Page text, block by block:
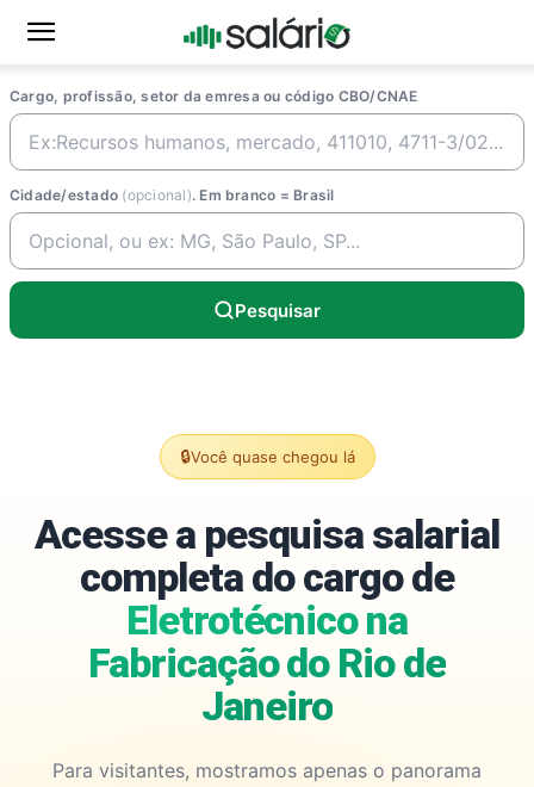
Cargo, profissão, setor da emresa ou código CBO/CNAE
Cidade/estado (opcional). Em branco = Brasil
Pesquisar
🔒Você quase chegou lá
Acesse a pesquisa salarial
completa do cargo de
Eletrotécnico na
Fabricação do Rio de
Janeiro
Para visitantes, mostramos apenas o panorama